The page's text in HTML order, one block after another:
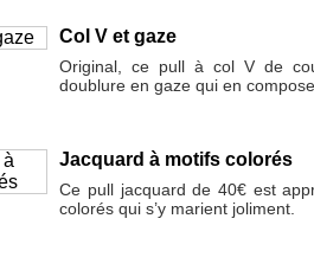
Col V et gaze
Original, ce pull à col V de
doublure en gaze qui en
Jacquard à motifs colorés
Ce pull jacquard de 40€ est
colorés qui s’y marient joliment.